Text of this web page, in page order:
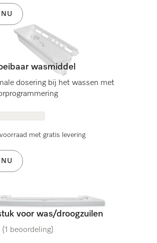
NU
wasmiddel
dosering bij het wassen met
met gratis levering
NU
voor was/droogzuilen
de 5
(1 beoordeling)